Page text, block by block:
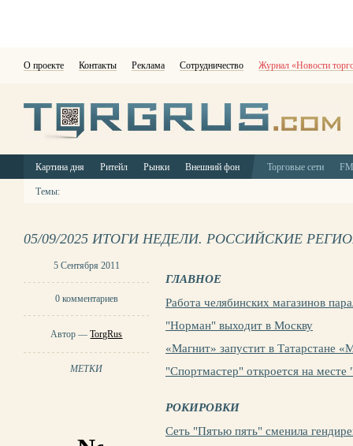
О проекте Контакты Реклама Сотрудничество Журнал «Новости
Картина дня Ритейл Рынки Внешний фон Торговые сети
Темы:
05/09/2025 ИТОГИ НЕДЕЛИ. РОССИЙСКИЕ
5 Сентября 2011
0 комментариев
Автор —TorgRus
МЕТКИ
ГЛАВНОЕ
Работа челябинских магазинов
"Норман" выходит в Москву
«Магнит» запустит в Татарстане
"Спортмастер" откроется на
РОКИРОВКИ
Сеть "Пятью пять" сменила